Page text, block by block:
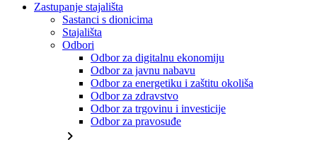
Zastupanje stajališta
Sastanci s dionicima
Stajališta
Odbori
Odbor za digitalnu ekonomiju
Odbor za javnu nabavu
Odbor za energetiku i zaštitu okoliša
Odbor za zdravstvo
Odbor za trgovinu i investicije
Odbor za pravosuđe
chevron_right